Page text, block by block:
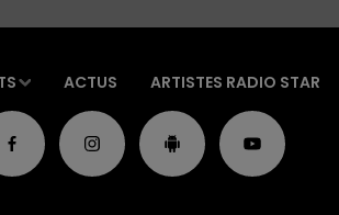
ACTUS ARTISTES RADIO STAR